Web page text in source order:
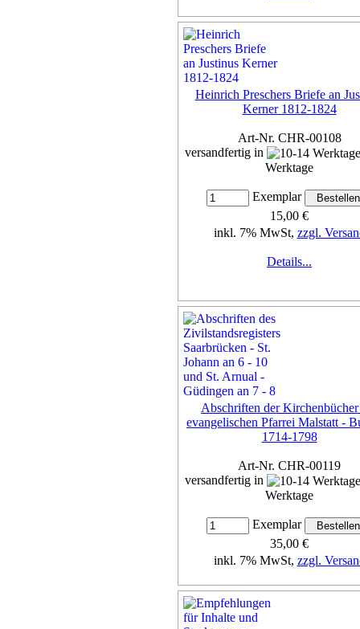
Heinrich Preschers Briefe an
Kerner 1812-1824
Art-Nr. CHR-00108
versandfertig in
Werktage
Exemplar
15,00 €
inkl. 7% MwSt, zzgl.
Details...
Abschriften der
evangelischen Pfarrei Malstatt -
1714-1798
Art-Nr. CHR-00119
versandfertig in
Werktage
Exemplar
35,00 €
inkl. 7% MwSt, zzgl.
Details...